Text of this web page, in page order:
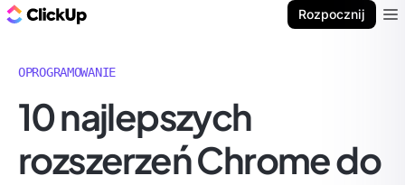
Rozpocznij
OPROGRAMOWANIE
10 najlepszych
rozszerzeń Chrome do